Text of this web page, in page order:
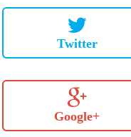
Twitter
Google+